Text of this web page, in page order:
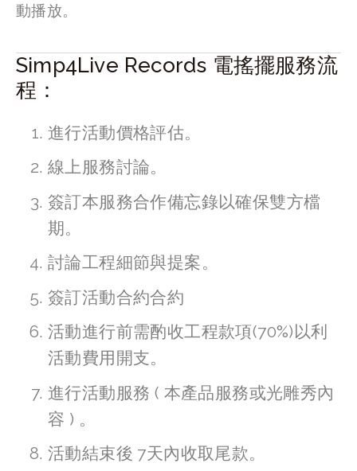
動播放。
Simp4Live Records 電搖擺服務流
程：
進行活動價格評估。
線上服務討論。
簽訂本服務合作備忘錄以確保雙方檔
期。
討論工程細節與提案。
簽訂活動合約合約
活動進行前需酌收工程款項(70%)以利
活動費用開支。
進行活動服務 ( 本產品服務或光雕秀內
容 ) 。
活動結束後 7天內收取尾款。